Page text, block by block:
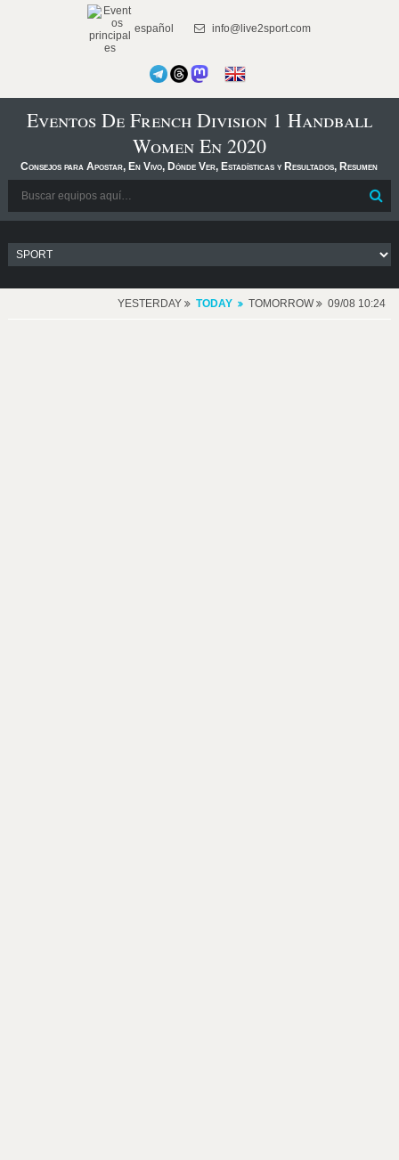
español info@live2sport.com
Eventos De French Division 1 Handball
Women En 2020
Consejos para Apostar, En Vivo, Dónde Ver, Estadísticas y Resultados, Resumen
YESTERDAY TODAY TOMORROW 09/08 10:24